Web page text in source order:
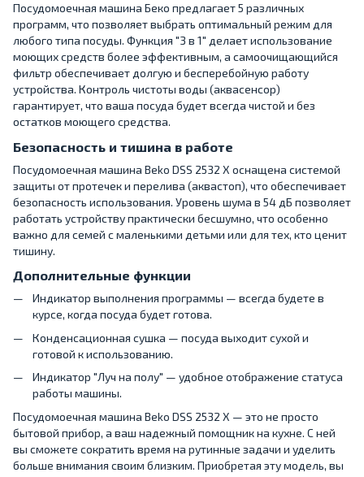
Посудомоечная машина Беко предлагает 5 различных
программ, что позволяет выбрать оптимальный режим для
любого типа посуды. Функция "3 в 1" делает использование
моющих средств более эффективным, а самоочищающийся
фильтр обеспечивает долгую и бесперебойную работу
устройства. Контроль чистоты воды (аквасенсор)
гарантирует, что ваша посуда будет всегда чистой и без
остатков моющего средства.
Безопасность и тишина в работе
Посудомоечная машина Beko DSS 2532 X оснащена системой
защиты от протечек и перелива (аквастоп), что обеспечивает
безопасность использования. Уровень шума в 54 дБ позволяет
работать устройству практически бесшумно, что особенно
важно для семей с маленькими детьми или для тех, кто ценит
тишину.
Дополнительные функции
Индикатор выполнения программы — всегда будете в
курсе, когда посуда будет готова.
Конденсационная сушка — посуда выходит сухой и
готовой к использованию.
Индикатор "Луч на полу" — удобное отображение статуса
работы машины.
Посудомоечная машина Beko DSS 2532 X — это не просто
бытовой прибор, а ваш надежный помощник на кухне. С ней
вы сможете сократить время на рутинные задачи и уделить
больше внимания своим близким. Приобретая эту модель, вы